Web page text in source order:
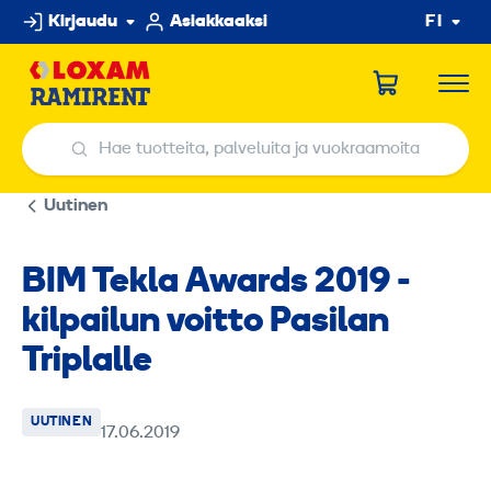
Hyppää
sisältöön
Kirjaudu Asiakkaaksi FI
Hae tuotteita, palveluita ja vuokraamoita
Hae tuotteita, palveluita ja vuokraamoita
Uutinen
BIM Tekla Awards 2019 -
kilpailun voitto Pasilan
Triplalle
UUTINEN
17.06.2019